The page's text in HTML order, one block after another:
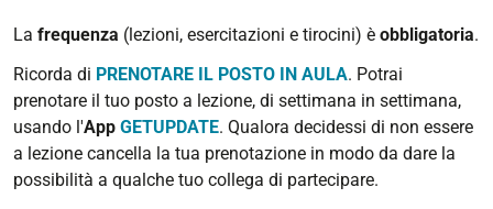
La frequenza (lezioni, esercitazioni e tirocini) è obbligatoria.
Ricorda di PRENOTARE IL POSTO IN AULA. Potrai
prenotare il tuo posto a lezione, di settimana in settimana,
usando l'App GETUPDATE. Qualora decidessi di non essere
a lezione cancella la tua prenotazione in modo da dare la
possibilità a qualche tuo collega di partecipare.